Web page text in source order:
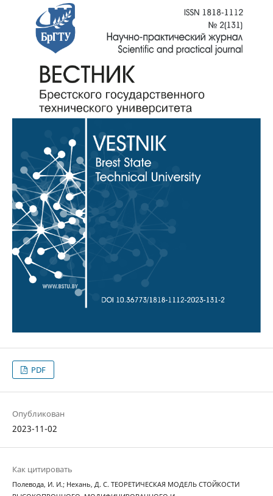
PDF
Опубликован
2023-11-02
Как цитировать
Полевода, И. И.; Нехань, Д. С. ТЕОРЕТИЧЕСКАЯ МОДЕЛЬ СТОЙКОСТИ